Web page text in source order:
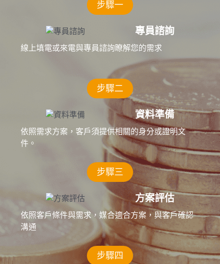
步驟一
專員諮詢
線上填電或來電與專員諮詢瞭解您的需求
步驟二
資料準備
依照需求方案，客戶須提供相關的身分或證明文
件。
步驟三
方案評估
依照客戶條件與需求，媒合適合方案，與客戶確認
溝通
步驟四